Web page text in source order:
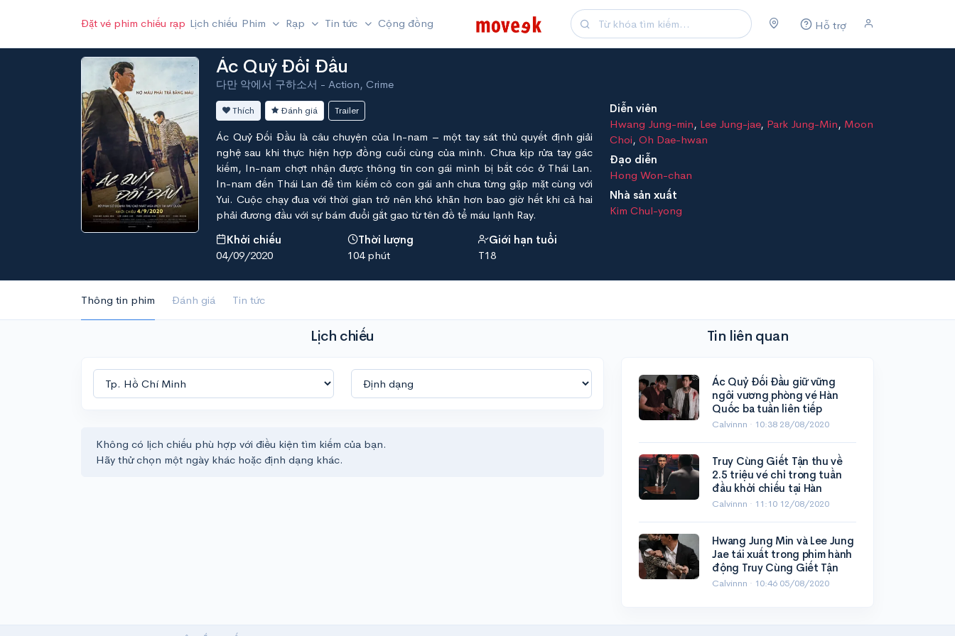
Hỗ trợ
Đặt vé phim chiếu rạp Lịch chiếu Phim Rạp Tin tức Cộng đồng
Ác Quỷ Đối Đầu
다만 악에서 구하소서 - Action, Crime
Thích Đánh giá Trailer
Ác Quỷ Đối Đầu là câu chuyện của In-nam – một tay sát thủ quyết định giải
nghệ sau khi thực hiện hợp đồng cuối cùng của mình. Chưa kịp rửa tay gác
kiếm, In-nam chợt nhận được thông tin con gái mình bị bắt cóc ở Thái Lan.
In-nam đến Thái Lan để tìm kiếm cô con gái anh chưa từng gặp mặt cùng với
Yui. Cuộc chạy đua với thời gian trở nên khó khăn hơn bao giờ hết khi cả hai
phải đương đầu với sự bám đuổi gắt gao từ tên đồ tể máu lạnh Ray.
Khởi chiếu
04/09/2020
Thời lượng
104 phút
Giới hạn tuổi
T18
Diễn viên
Hwang Jung-min, Lee Jung-jae, Park Jung-Min, Moon
Choi,Oh Dae-hwan
Đạo diễn
Hong Won-chan
Nhà sản xuất
Kim Chul-yong
Thông tin phim Đánh giá Tin tức
Lịch chiếu
Không có lịch chiếu phù hợp với điều kiện tìm kiếm của bạn.
Hãy thử chọn một ngày khác hoặc định dạng khác.
Tin liên quan
Ác Quỷ Đối Đầu giữ vững
ngôi vương phòng vé Hàn
Quốc ba tuần liên tiếp
Calvinnn · 10:38 28/08/2020
Truy Cùng Giết Tận thu về
2.5 triệu vé chỉ trong tuần
đầu khởi chiếu tại Hàn
Calvinnn · 11:10 12/08/2020
Hwang Jung Min và Lee Jung
Jae tái xuất trong phim hành
động Truy Cùng Giết Tận
Calvinnn · 10:46 05/08/2020